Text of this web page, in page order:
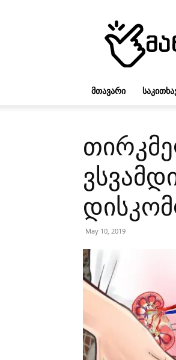
ᲛᲗᲐᲕᲐᲠᲘ
May 10, 2019